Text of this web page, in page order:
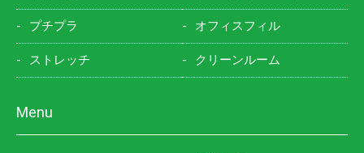
プチプラ オフィスフィル
ストレッチ クリーンルーム
Menu